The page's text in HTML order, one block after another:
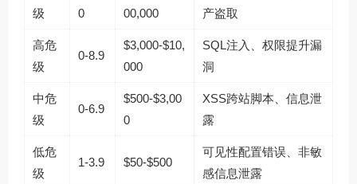
级
0
00,000
产盗取
高危
级
0-8.9
$3,000-$10,
000
SQL注入、权限提升漏
洞
中危
级
0-6.9
$500-$3,00
0
XSS跨站脚本、信息泄
露
低危
级
1-3.9 $50-$500
可见性配置错误、非敏
感信息泄露